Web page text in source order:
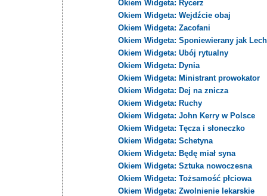
Okiem Widgeta: Rycerz
Okiem Widgeta: Wejdźcie obaj
Okiem Widgeta: Zacofani
Okiem Widgeta: Sponiewierany jak
Okiem Widgeta: Ubój rytualny
Okiem Widgeta: Dynia
Okiem Widgeta: Ministrant prowokator
Okiem Widgeta: Dej na znicza
Okiem Widgeta: Ruchy
Okiem Widgeta: John Kerry w Polsce
Okiem Widgeta: Tęcza i słoneczko
Okiem Widgeta: Schetyna
Okiem Widgeta: Będę miał syna
Okiem Widgeta: Sztuka nowoczesna
Okiem Widgeta: Tożsamość płciowa
Okiem Widgeta: Zwolnienie lekarskie